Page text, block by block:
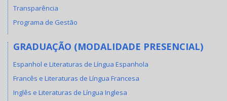
Transparência
Programa de Gestão
GRADUAÇÃO (MODALIDADE PRESENCIAL)
Espanhol e Literaturas de Língua Espanhola
Francês e Literaturas de Língua Francesa
Inglês e Literaturas de Língua Inglesa